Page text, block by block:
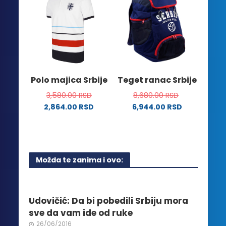
više
varijanti.
Opcije
mogu
biti
izabrane
stranici
proizvoda.
Opcije
mogu
biti
izabrane
na
proizvoda.
Polo majica Srbije
3,580.00RSD
2,864.00 RSD
više
varijanti.
biti
izabrane
na
Teget ranac Srbije
8,680.00RSD
6,944.00 RSD
Možda te zanima i ovo:
Udovičić: Da bi pobedili Srbiju mora
sve da vam ide od ruke
26/06/2016